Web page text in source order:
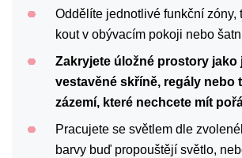
Oddělíte jednotlivé funkční zóny,
kout v obývacím pokoji nebo
Zakryjete úložné prostory jako
vestavěné skříně, regály nebo
zázemí, které nechcete mít
Pracujete se světlem dle
barvy buď propouštějí světlo,